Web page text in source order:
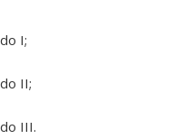
I;
II;
III.